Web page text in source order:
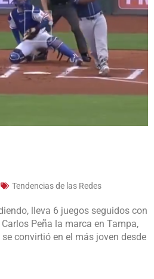
Tendencias de las Redes
lleva 6 juegos seguidos con
Peña la marca en Tampa,
convirtió en el más joven desde